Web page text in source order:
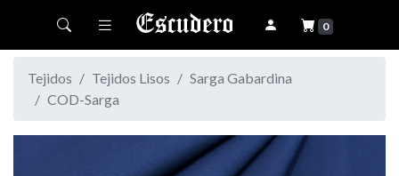
Toggle navigation 0
Tejidos Tejidos Lisos
Sarga Gabardina
COD-Sarga